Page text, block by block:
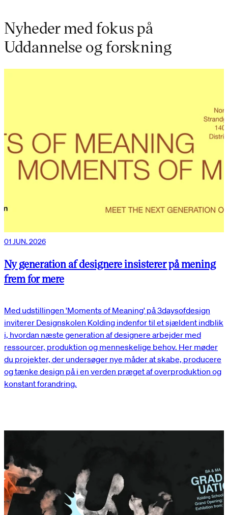
Nyheder med fokus på
Uddannelse og forskning
01 JUN. 2026
Ny generation af designere insisterer på mening
frem for mere
Med udstillingen 'Moments of Meaning' på 3daysofdesign
inviterer Designskolen Kolding indenfor til et sjældent indblik
i, hvordan næste generation af designere arbejder med
ressourcer, produktion og menneskelige behov. Her møder
du projekter, der undersøger nye måder at skabe, producere
og tænke design på i en verden præget af overproduktion og
konstant forandring.